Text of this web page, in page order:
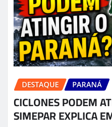
DESTAQUE PARANÁ
CICLONES PODEM
SIMEPAR EXPLICA